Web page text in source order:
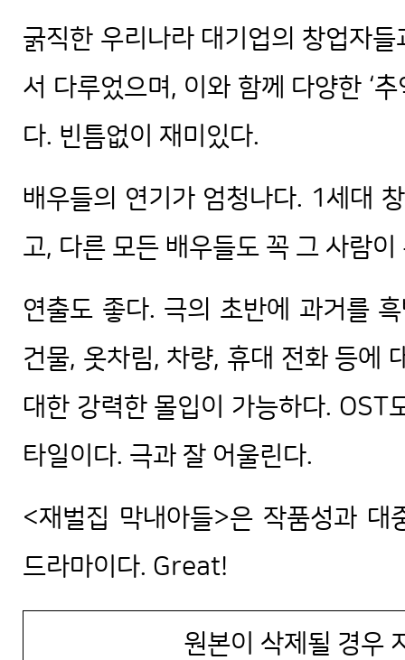
굵직한 우리나라 대기업의 창업자
서 다루었으며, 이와 함께 다양한 ‘
다. 빈틈없이 재미있다.
배우들의 연기가 엄청나다. 1세대
고, 다른 모든 배우들도 꼭 그 사람
연출도 좋다. 극의 초반에 과거를
건물, 옷차림, 차량, 휴대 전화 등에
대한 강력한 몰입이 가능하다. OST
타일이다. 극과 잘 어울린다.
<재벌집 막내아들>은 작품성과
드라마이다. Great!
원본이 삭제될 경우